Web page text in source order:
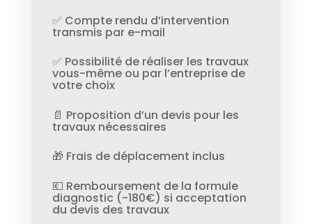
✅ Compte rendu d’intervention
transmis par e-mail
✅ Possibilité de réaliser les travaux
vous-même ou par l’entreprise de
votre choix
📄 Proposition d’un devis pour les
travaux nécessaires
🎁 Frais de déplacement inclus
💶 Remboursement de la formule
diagnostic (-180€) si acceptation
du devis des travaux